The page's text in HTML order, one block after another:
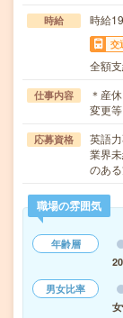
時給 時給
交
全額
仕事内容
＊産
変更
応募資格
英語
業界
のあ
職場の雰囲気
年齢層
男女比率